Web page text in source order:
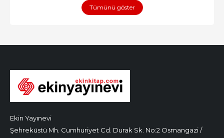
Tümünü göster
Ekin Yayınevi
Şehreküstü Mh. Cumhuriyet Cd. Durak Sk. No:2 Osmangazi /